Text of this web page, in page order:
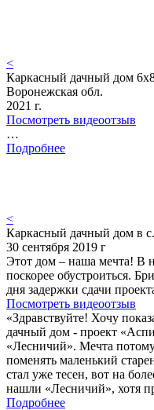
<
Каркасный дачный дом
Воронежская обл.
2021 г.
Посмотреть видеоотзыв
…
Подробнее
<
Каркасный дачный дом в
30 сентября 2019 г
Этот дом – наша мечта! В
поскорее обустроиться.
дня задержки сдачи
Посмотреть видеоотзыв
«Здравствуйте! Хочу
дачный дом - проект
«Лесничий». Мечта
поменять маленький
стал уже тесен, вот на
нашли «Лесничий», хотя
Подробнее